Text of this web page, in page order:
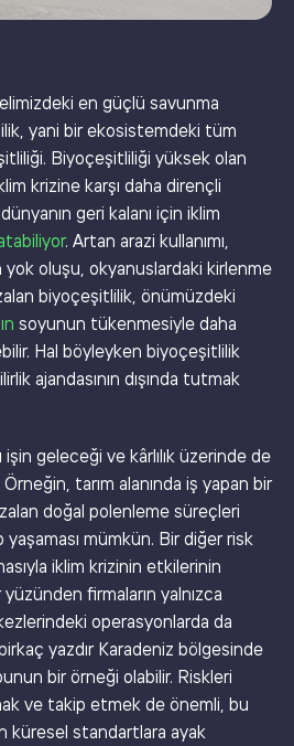
elimizdeki en güçlü savunma
yani bir ekosistemdeki tüm
Biyoçeşitliliği yüksek olan
krizine karşı daha dirençli
geri kalanı için iklim
. Artan arazi kullanımı,
oluşu, okyanuslardaki kirlenme
biyoçeşitlilik, önümüzdeki
soyunun tükenmesiyle daha
Hal böyleyken biyoçeşitlilik
ajandasının dışında tutmak
işin geleceği ve kârlılık üzerinde de
tarım alanında iş yapan bir
doğal polenleme süreçleri
yaşaması mümkün. Bir diğer risk
iklim krizinin etkilerinin
firmaların yalnızca
operasyonlarda da
yazdır Karadeniz bölgesinde
bir örneği olabilir. Riskleri
ve takip etmek de önemli, bu
küresel standartlara ayak